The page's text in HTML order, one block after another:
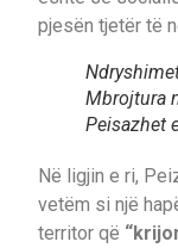
pjesën tjetër të
Mbrojtura
Peisazhet
Në ligjin e ri,
vetëm si një
territor që